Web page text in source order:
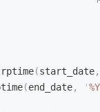
(start_date,
(end_date, '